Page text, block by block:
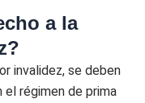
a la
invalidez, se deben
régimen de prima